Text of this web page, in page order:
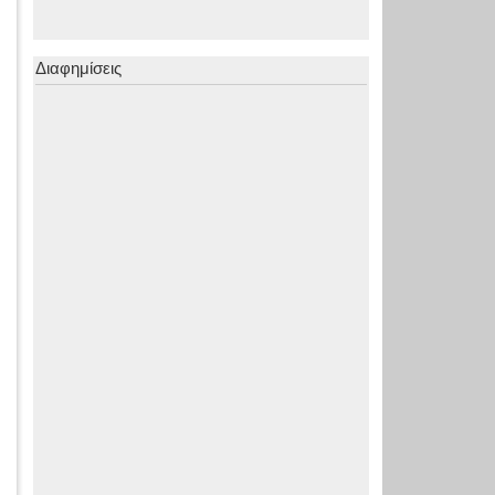
Διαφημίσεις